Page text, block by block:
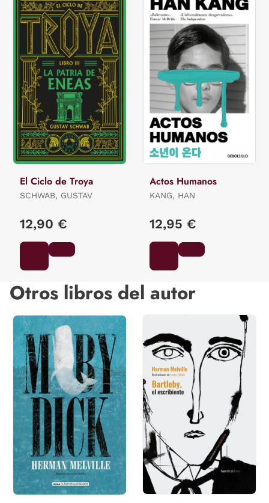
El Ciclo de Troya
SCHWAB, GUSTAV
12,90 €
Actos Humanos
KANG, HAN
12,95 €
Otros libros del autor